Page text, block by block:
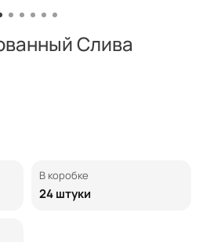
Слива
В коробке
24 штуки